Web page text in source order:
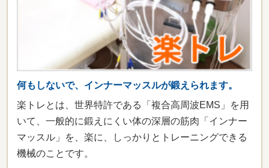
何もしないで、インナーマッスルが鍛えられます。
楽トレとは、世界特許である「複合高周波EMS」を用
いて、一般的に鍛えにくい体の深層の筋肉「インナー
マッスル」を、楽に、しっかりとトレーニングできる
機械のことです。